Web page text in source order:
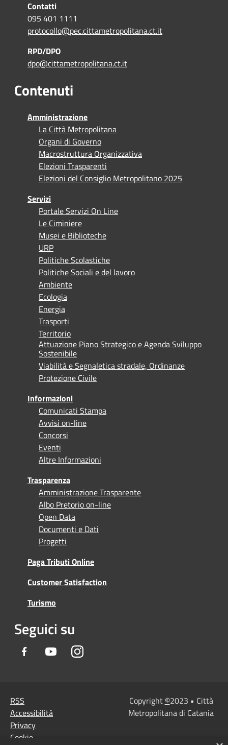
Contatti
095 401 1111
protocollo@pec.cittametropolitana.ct.it
RPD/DPO
dpo@cittametropolitana.ct.it
Contenuti
Amministrazione
La Città Metropolitana
Organi di Governo
Macrostruttura Organizzativa
Elezioni Trasparenti
Elezioni del Consiglio Metropolitano 2025
Servizi
Portale Servizi On Line
Le Ciminiere
Musei e Biblioteche
URP
Politiche Scolastiche
Politiche Sociali e del lavoro
Ambiente
Ecologia
Energia
Trasporti
Territorio
Attuazione Piano Strategico e Agenda Sviluppo
Sostenibile
Viabilità e Segnaletica stradale, Ordinanze
Protezione Civile
Informazioni
Comunicati Stampa
Avvisi on-line
Concorsi
Eventi
Altre Informazioni
Trasparenza
Amministrazione Trasparente
Albo Pretorio on-line
Open Data
Documenti e Dati
Progetti
Paga Tributi Online
Customer Satisfaction
Turismo
Seguici su
Facebook YoutubeInstagram
RSS
Accessibilità
Privacy
Cookie
Copyright ©2023 • Città
Metropolitana di Catania